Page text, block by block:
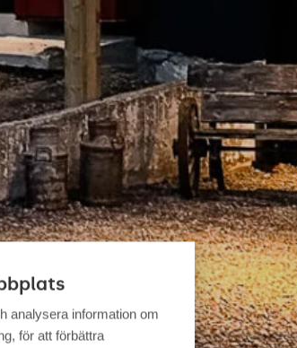
analysera information om
för att förbättra